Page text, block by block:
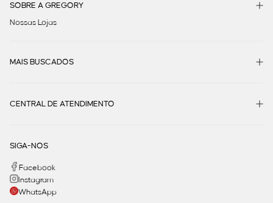
SOBRE A GREGORY
Nossas Lojas
MAIS BUSCADOS
CENTRAL DE ATENDIMENTO
SIGA-NOS
Facebook
Instagram
WhatsApp